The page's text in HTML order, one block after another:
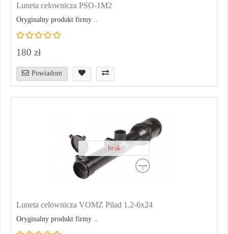
Luneta celownicza PSO-1M2
Oryginalny produkt firmy ..
180 zł
Powiadom
brak
Luneta celownicza VOMZ Pilad 1.2-6x24
Oryginalny produkt firmy ..